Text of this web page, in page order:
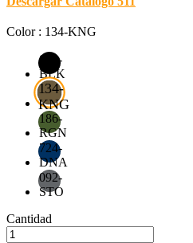
Color : 134-KNG
019-
BLK
134-
KNG
186-
RGN
724-
DNA
092-
STO
Cantidad